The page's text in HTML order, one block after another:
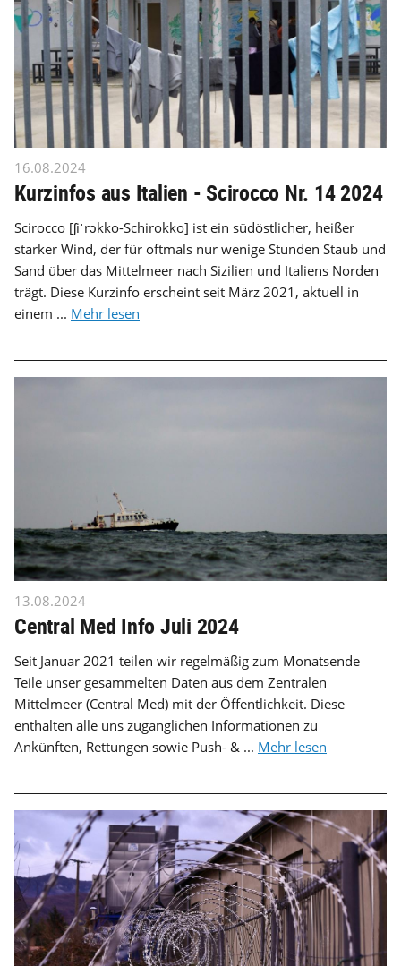
16.08.2024
Kurzinfos aus Italien - Scirocco Nr. 14 2024
Scirocco [ʃiˈrɔkko-Schirokko] ist ein südöstlicher, heißer
starker Wind, der für oftmals nur wenige Stunden Staub und
Sand über das Mittelmeer nach Sizilien und Italiens Norden
trägt. Diese Kurzinfo erscheint seit März 2021, aktuell in
einem ... Mehr lesen
13.08.2024
Central Med Info Juli 2024
Seit Januar 2021 teilen wir regelmäßig zum Monatsende
Teile unser gesammelten Daten aus dem Zentralen
Mittelmeer (Central Med) mit der Öffentlichkeit. Diese
enthalten alle uns zugänglichen Informationen zu
Ankünften, Rettungen sowie Push- & ... Mehr lesen